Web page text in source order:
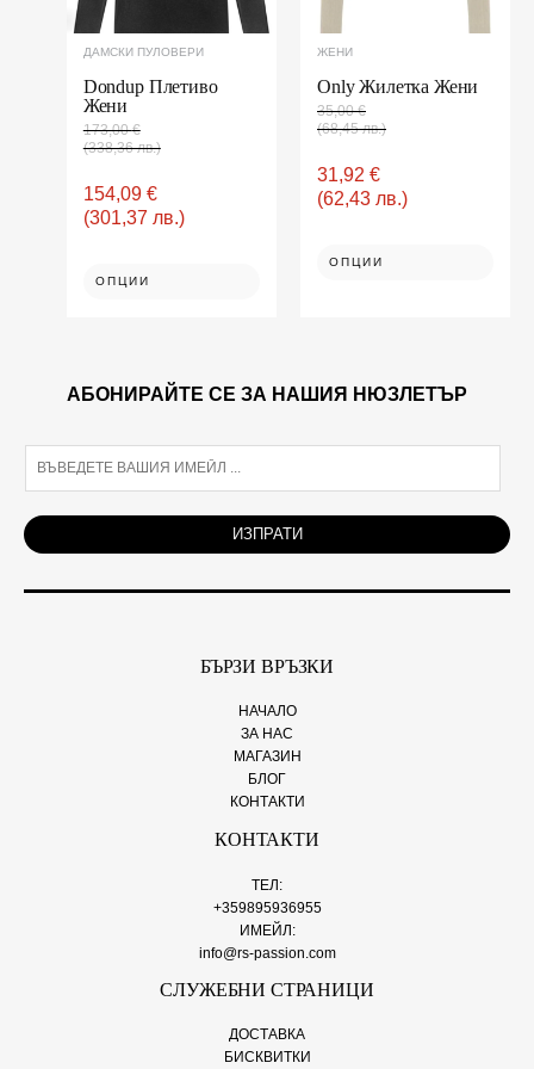
ДАМСКИ ПУЛОВЕРИ
Dondup Плетиво
Жени
173,00€
(338,36 лв.)
154,09 €
(301,37 лв.)
ОПЦИИ
chosen
on
the
product
page
ЖЕНИ
Only Жилетка Жени
35,00€
(68,45 лв.)
31,92 €
(62,43 лв.)
ОПЦИИ
chosen
on
the
product
page
АБОНИРАЙТЕ СЕ ЗА НАШИЯ НЮЗЛЕТЪР
i
l
ИЗПРАТИ
БЪРЗИ ВРЪЗКИ
НАЧАЛО
ЗА НАС
МАГАЗИН
БЛОГ
КОНТАКТИ
КОНТАКТИ
ТЕЛ:
+359895936955
ИМЕЙЛ:
info@rs-passion.com
СЛУЖЕБНИ СТРАНИЦИ
ДОСТАВКА
БИСКВИТКИ